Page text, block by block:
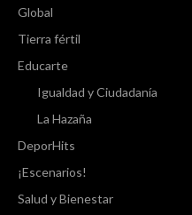
Global
Tierra fértil
Educarte
Igualdad y Ciudadanía
La Hazaña
DeporHits
¡Escenarios!
Salud y Bienestar